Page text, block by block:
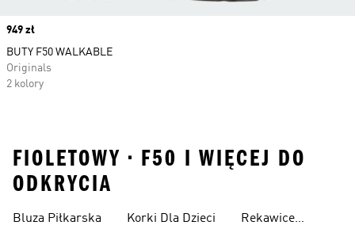
Price
949 zł
BUTY F50 WALKABLE
Originals
2 kolory
FIOLETOWY • F50 I WIĘCEJ DO
ODKRYCIA
Bluza Piłkarska Korki Dla Dzieci
Rekawice